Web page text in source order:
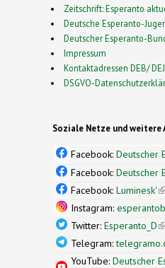
Zeitschrift: Esperanto
Deutsche Esperanto-
Deutscher Esperanto-
Impressum
Kontaktadressen DEB/ DEJ
DSGVO-
Soziale Netze und weitere
Facebook: Deutscher
Facebook: Deutscher
Facebook: Luminesk'
Instagram:
Twitter: Esperanto_D
Telegram:
YouTube: Deutscher